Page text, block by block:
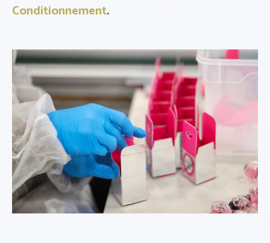
Conditionnement.